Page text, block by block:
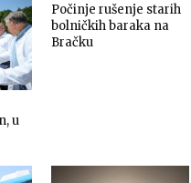
u
Počinje rušenje starih
bolničkih baraka na
Bračku